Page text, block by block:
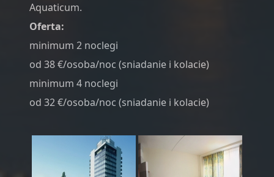
Aquaticum.
Oferta:
minimum 2 noclegi
od 38 €/osoba/noc (sniadanie i kolacie)
minimum 4 noclegi
od 32 €/osoba/noc (sniadanie i kolacie)